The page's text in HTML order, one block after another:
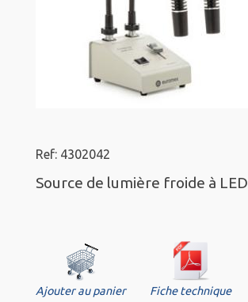
Ref: 4302042
Source de lumière froide à LED
Ajouter au panier Fiche technique